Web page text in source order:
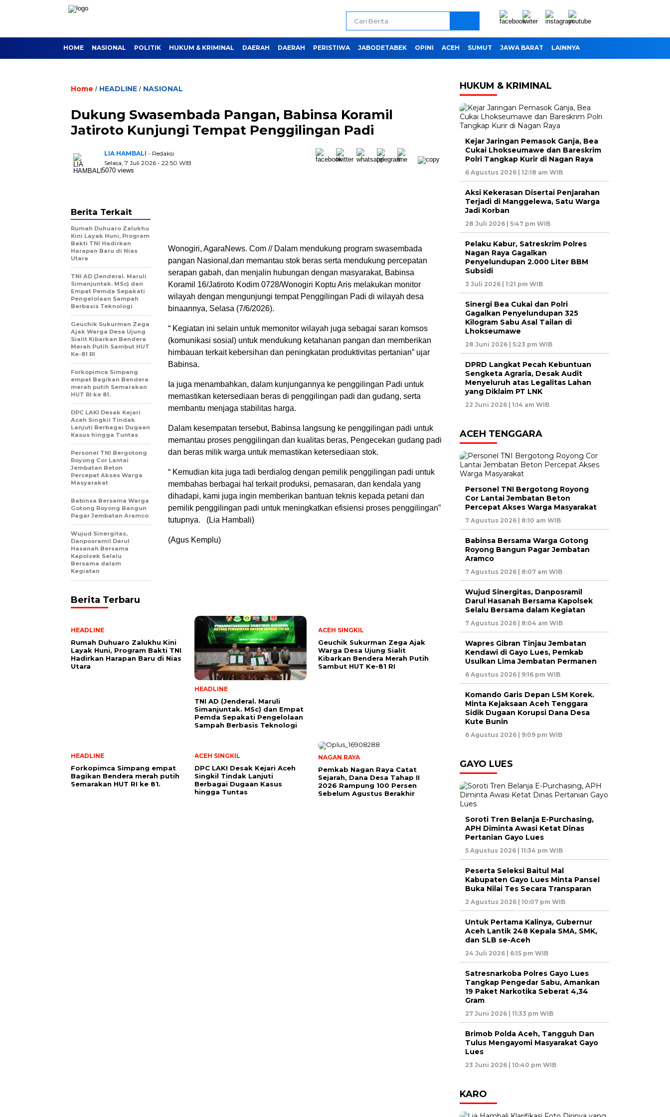
HOME NASIONAL POLITIK HUKUM & KRIMINAL DAERAH DAERAH PERISTIWA JABODETABEK OPINI ACEH SUMUT JAWA BARAT LAINNYA
Home / HEADLINE / NASIONAL
Dukung Swasembada Pangan, Babinsa Koramil
Jatiroto Kunjungi Tempat Penggilingan Padi
LIA HAMBALI - Redaksi
Selasa, 7 Juli 2026 - 22:50 WIB
5070 views
Wonogiri, AgaraNews. Com // Dalam mendukung program swasembada
pangan Nasional,dan memantau stok beras serta mendukung percepatan
serapan gabah, dan menjalin hubungan dengan masyarakat, Babinsa
Koramil 16/Jatiroto Kodim 0728/Wonogiri Koptu Aris melakukan monitor
wilayah dengan mengunjungi tempat Penggilingan Padi di wilayah desa
binaannya, Selasa (7/6/2026).
“ Kegiatan ini selain untuk memonitor wilayah juga sebagai saran komsos
(komunikasi sosial) untuk mendukung ketahanan pangan dan memberikan
himbauan terkait kebersihan dan peningkatan produktivitas pertanian” ujar
Babinsa.
Ia juga menambahkan, dalam kunjungannya ke penggilingan Padi untuk
memastikan ketersediaan beras di penggilingan padi dan gudang, serta
membantu menjaga stabilitas harga.
Dalam kesempatan tersebut, Babinsa langsung ke penggilingan padi untuk
memantau proses penggilingan dan kualitas beras, Pengecekan gudang padi
dan beras milik warga untuk memastikan ketersediaan stok.
“ Kemudian kita juga tadi berdialog dengan pemilik penggilingan padi untuk
membahas berbagai hal terkait produksi, pemasaran, dan kendala yang
dihadapi, kami juga ingin memberikan bantuan teknis kepada petani dan
pemilik penggilingan padi untuk meningkatkan efisiensi proses penggilingan”
tutupnya. (Lia Hambali)
(Agus Kemplu)
Berita Terkait
Rumah Duhuaro Zalukhu
Kini Layak Huni, Program
Bakti TNI Hadirkan
Harapan Baru di Nias
Utara
TNI AD (Jenderal. Maruli
Simanjuntak. MSc) dan
Empat Pemda Sepakati
Pengelolaan Sampah
Berbasis Teknologi
Geuchik Sukurman Zega
Ajak Warga Desa Ujung
Sialit Kibarkan Bendera
Merah Putih Sambut HUT
Ke-81 RI
Forkopimca Simpang
empat Bagikan Bendera
merah putih Semarakan
HUT RI ke 81.
DPC LAKI Desak Kejari
Aceh Singkil Tindak
Lanjuti Berbagai Dugaan
Kasus hingga Tuntas
Personel TNI Bergotong
Royong Cor Lantai
Jembatan Beton
Percepat Akses Warga
Masyarakat
Babinsa Bersama Warga
Gotong Royong Bangun
Pagar Jembatan Aramco
Wujud Sinergitas,
Danposramil Darul
Hasanah Bersama
Kapolsek Selalu
Bersama dalam
Kegiatan
Berita Terbaru
HEADLINE
Rumah Duhuaro Zalukhu Kini
Layak Huni, Program Bakti TNI
Hadirkan Harapan Baru di Nias
Utara
HEADLINE
TNI AD (Jenderal. Maruli
Simanjuntak. MSc) dan Empat
Pemda Sepakati Pengelolaan
Sampah Berbasis Teknologi
ACEH SINGKIL
Geuchik Sukurman Zega Ajak
Warga Desa Ujung Sialit
Kibarkan Bendera Merah Putih
Sambut HUT Ke-81 RI
HEADLINE
Forkopimca Simpang empat
Bagikan Bendera merah putih
Semarakan HUT RI ke 81.
ACEH SINGKIL
DPC LAKI Desak Kejari Aceh
Singkil Tindak Lanjuti
Berbagai Dugaan Kasus
hingga Tuntas
NAGAN RAYA
Pemkab Nagan Raya Catat
Sejarah, Dana Desa Tahap II
2026 Rampung 100 Persen
Sebelum Agustus Berakhir
HUKUM & KRIMINAL
Kejar Jaringan Pemasok Ganja, Bea
Cukai Lhokseumawe dan Bareskrim
Polri Tangkap Kurir di Nagan Raya
6 Agustus 2026 | 12:18 am WIB
Aksi Kekerasan Disertai Penjarahan
Terjadi di Manggelewa, Satu Warga
Jadi Korban
28 Juli 2026 | 5:47 pm WIB
Pelaku Kabur, Satreskrim Polres
Nagan Raya Gagalkan
Penyelundupan 2.000 Liter BBM
Subsidi
3 Juli 2026 | 1:21 pm WIB
Sinergi Bea Cukai dan Polri
Gagalkan Penyelundupan 325
Kilogram Sabu Asal Tailan di
Lhokseumawe
28 Juni 2026 | 5:23 pm WIB
DPRD Langkat Pecah Kebuntuan
Sengketa Agraria, Desak Audit
Menyeluruh atas Legalitas Lahan
yang Diklaim PT LNK
22 Juni 2026 | 1:14 am WIB
ACEH TENGGARA
Personel TNI Bergotong Royong
Cor Lantai Jembatan Beton
Percepat Akses Warga Masyarakat
7 Agustus 2026 | 8:10 am WIB
Babinsa Bersama Warga Gotong
Royong Bangun Pagar Jembatan
Aramco
7 Agustus 2026 | 8:07 am WIB
Wujud Sinergitas, Danposramil
Darul Hasanah Bersama Kapolsek
Selalu Bersama dalam Kegiatan
7 Agustus 2026 | 8:04 am WIB
Wapres Gibran Tinjau Jembatan
Kendawi di Gayo Lues, Pemkab
Usulkan Lima Jembatan Permanen
6 Agustus 2026 | 9:16 pm WIB
Komando Garis Depan LSM Korek.
Minta Kejaksaan Aceh Tenggara
Sidik Dugaan Korupsi Dana Desa
Kute Bunin
6 Agustus 2026 | 9:09 pm WIB
GAYO LUES
Soroti Tren Belanja E-Purchasing,
APH Diminta Awasi Ketat Dinas
Pertanian Gayo Lues
5 Agustus 2026 | 11:34 pm WIB
Peserta Seleksi Baitul Mal
Kabupaten Gayo Lues Minta Pansel
Buka Nilai Tes Secara Transparan
2 Agustus 2026 | 10:07 pm WIB
Untuk Pertama Kalinya, Gubernur
Aceh Lantik 248 Kepala SMA, SMK,
dan SLB se-Aceh
24 Juli 2026 | 6:15 pm WIB
Satresnarkoba Polres Gayo Lues
Tangkap Pengedar Sabu, Amankan
19 Paket Narkotika Seberat 4,34
Gram
27 Juni 2026 | 11:33 pm WIB
Brimob Polda Aceh, Tangguh Dan
Tulus Mengayomi Masyarakat Gayo
Lues
23 Juni 2026 | 10:40 pm WIB
KARO